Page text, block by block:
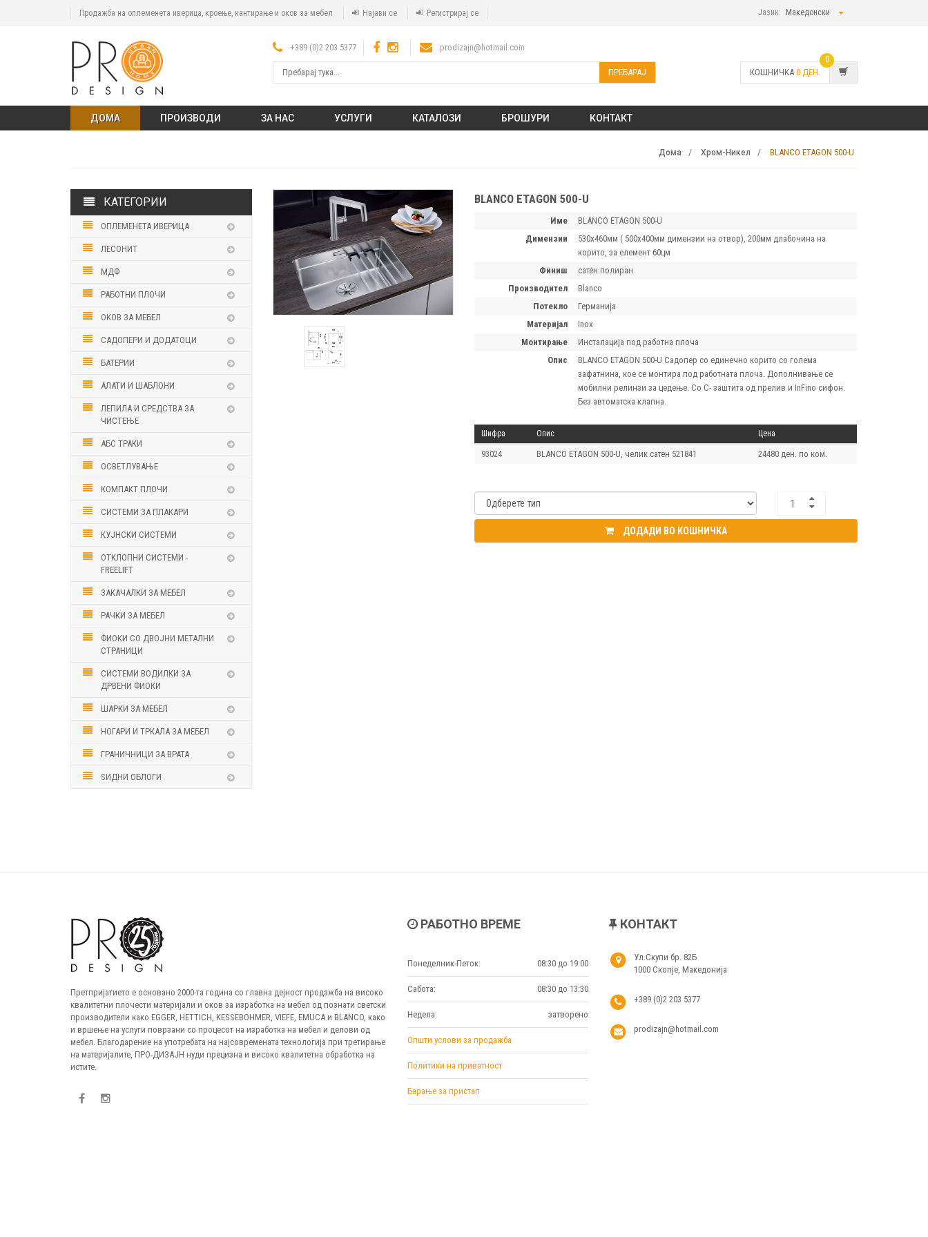
Продажба на оплеменета иверица, кроење, кантирање и оков за мебел Најави се Регистрирај се Јазик: Македонски
+389 (0)2 203 5377 prodizajn@hotmail.com
ПРЕБАРАЈ КОШНИЧКА 0 ДЕН.
0
ДОМА ПРОИЗВОДИ ЗА НАС УСЛУГИ КАТАЛОЗИ БРОШУРИ КОНТАКТ
Дома Хром-Никел BLANCO ETAGON 500-U
КАТЕГОРИИ
ОПЛЕМЕНЕТА ИВЕРИЦА
ЛЕСОНИТ
МДФ
РАБОТНИ ПЛОЧИ
ОКОВ ЗА МЕБЕЛ
САДОПЕРИ И ДОДАТОЦИ
БАТЕРИИ
АЛАТИ И ШАБЛОНИ
ЛЕПИЛА И СРЕДСТВА ЗА
ЧИСТЕЊЕ
АБС ТРАКИ
ОСВЕТЛУВАЊЕ
КОМПАКТ ПЛОЧИ
СИСТЕМИ ЗА ПЛАКАРИ
КУЈНСКИ СИСТЕМИ
ОТКЛОПНИ СИСТЕМИ -
FREELIFT
ЗАКАЧАЛКИ ЗА МЕБЕЛ
РАЧКИ ЗА МЕБЕЛ
ФИОКИ СО ДВОЈНИ МЕТАЛНИ
СТРАНИЦИ
СИСТЕМИ ВОДИЛКИ ЗА
ДРВЕНИ ФИОКИ
ШАРКИ ЗА МЕБЕЛ
НОГАРИ И ТРКАЛА ЗА МЕБЕЛ
ГРАНИЧНИЦИ ЗА ВРАТА
ЅИДНИ ОБЛОГИ
BLANCO ETAGON 500-U
Име
BLANCO ETAGON 500-U
димензии
530x460мм ( 500x400мм димензии на отвор), 200мм длабочина на
корито, за елемент 60цм
финиш
сатен полиран
производител
Blanco
потекло
Германија
материјал
Inox
монтирање
Инсталација под работна плоча
опис
BLANCO ETAGON 500-U Садопер со единечно корито со голема
зафатнина, кое се монтира под работната плоча. Дополнивање се
мобилни релинзи за цедење. Со С- заштита од прелив и InFino сифон.
Без автоматска клапна.
Шифра Опис Цена
93024 BLANCO ETAGON 500-U, челик сатен 521841 24480 ден. по ком.
ДОДАДИ ВО КОШНИЧКА
Претпријатието е основано 2000-та година со главна дејност продажба на високо
квалитетни плочести материјали и оков за изработка на мебел од познати светски
производители како EGGER, HETTICH, KESSEBOHMER, VIEFE, EMUCA и BLANCO, како
и вршење на услуги поврзани со процесот на изработка на мебел и делови од
мебел. Благодарение на употребата на најсовремената технологија при третирање
на материјалите, ПРО-ДИЗАЈН нуди прецизна и високо квалитетна обработка на
истите.
РАБОТНО ВРЕМЕ
Понеделник-Петок: 08:30 до 19:00
Сабота: 08:30 до 13:30
Недела: затворено
Општи услови за продажба
Политики на приватност
Барање за пристап
КОНТАКТ
Ул.Скупи бр. 82Б
1000 Скопје, Македонија
+389 (0)2 203 5377
prodizajn@hotmail.com